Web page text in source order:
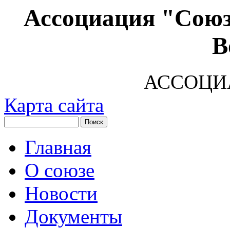
Ассоциация
Карта сайта
Главная
О союзе
Новости
Документы